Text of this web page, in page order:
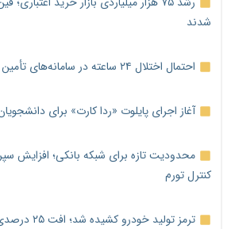
شدند
احتمال اختلال ۲۴ ساعته در سامانه‌های تأمین اجتماعی
آغاز اجرای پایلوت «ردا کارت» برای
محدودیت تازه برای شبکه بانکی؛ افزایش
کنترل تورم
ترمز تولید